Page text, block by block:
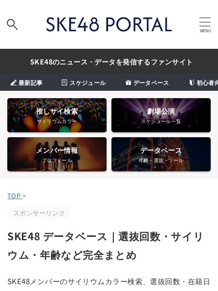
SKE48のニュース・データを発信するファンサイト
最新記事 スケジュール データベース 初心者
推しサイ検索
サイリウムカラー
劇場公演
スケジュール一覧
メンバー情報
プロフィール
データベース
年齢・選抜・ツール
TOP >
スポンサーリンク
SKE48 データベース｜選抜回数・サイリ
ウム・年齢など完全まとめ
SKE48メンバーのサイリウムカラー検索、選抜回数・在籍日